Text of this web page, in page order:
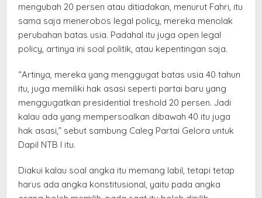
mengubah 20 persen atau ditiadakan, menurut Fahri, itu
sama saja menerobos legal policy, mereka menolak
perubahan batas usia. Padahal itu juga open legal
policy, artinya ini soal politik, atau kepentingan saja.
“Artinya, mereka yang menggugat batas usia 40 tahun
itu, juga memiliki hak asasi seperti partai baru yang
menggugatkan presidential treshold 20 persen. Jadi
kalau ada yang mempersoalkan dibawah 40 itu juga
hak asasi,” sebut sambung Caleg Partai Gelora untuk
Dapil NTB I itu.
Diakui kalau soal angka itu memang labil, tetapi tetap
harus ada angka konstitusional, yaitu pada angka